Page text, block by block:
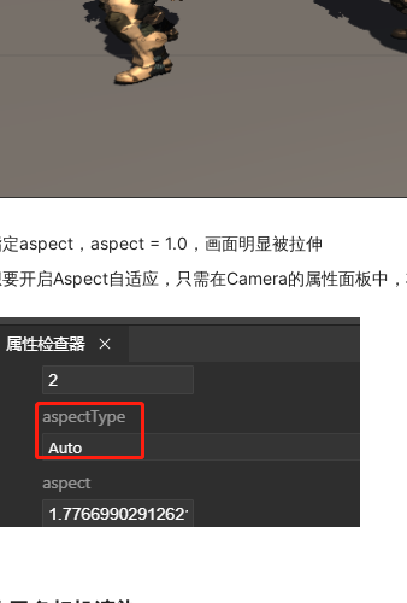
aspect，aspect = 1.0，画面明显被拉伸
开启Aspect自适应，只需在Camera的属性面板中